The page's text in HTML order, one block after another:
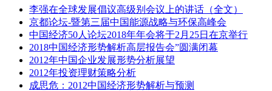
李强在全球发展倡议高级别会议上的讲话（全文）
京都论坛-暨第三届中国能源战略与环保高峰会
中国经济50人论坛2018年年会将于2月25日在京举行
2018中国经济形势解析高层报告会”圆满闭幕
2012年中国企业发展形势分析展望
2012年投资理财策略分析
成思危：2012中国经济形势解析与预测